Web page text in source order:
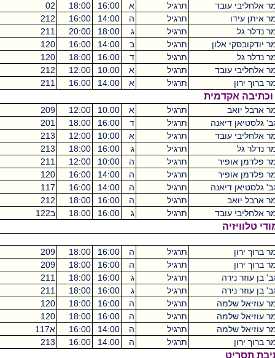
תרגיל א 16:00
18:00
02 קיקואין
תרגיל
ה 14:00
16:00
212 מכסיקו
תרגיל
ג 18:00
20:00
211 מכסיקו
תרגיל ב 14:00
16:00
120 מכסיקו
תרגיל
ד 16:00
18:00
120 מכסיקו
תרגיל א 10:00
12:00
212 מכסיקו
תרגיל
א 14:00
16:00
211 מכסיקו
תרגיל א 10:00
12:00
209 מכסיקו
תרגיל ד 16:00
18:00
201 דן-דוד
תרגיל א 10:00
12:00
213 מכסיקו
תרגיל
ג 16:00
18:00
213 מכסיקו
תרגיל ה 10:00
12:00
211 מכסיקו
תרגיל ה 14:00
16:00
120 מכסיקו
תרגיל ה 14:00
16:00
117 מכסיקו
תרגיל
ה 16:00
18:00
212 מכסיקו
תרגיל ג 16:00
18:00 ב122 מכסיקו
תרגיל ה 16:00
18:00
209 מכסיקו
תרגיל
ה 16:00
18:00
209 מכסיקו
תרגיל
ג 16:00
18:00
211 מכסיקו
תרגיל
ג 16:00
18:00
211 מכסיקו
תרגיל ה 16:00
18:00
120 מכסיקו
תרגיל ה 16:00
18:00
120 מכסיקו
תרגיל ה 14:00
16:00 א117 מכסיקו
תרגיל
ה 14:00
16:00
213 מכסיקו